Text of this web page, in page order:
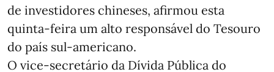
de investidores chineses, afirmou esta
quinta-feira um alto responsável do Tesouro
do país sul-americano.
O vice-secretário da Dívida Pública do